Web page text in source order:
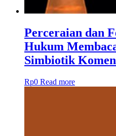
Perceraian dan
Hukum
Simbiotik
Rp0 Read more